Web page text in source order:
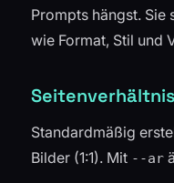
Prompts hängst. Sie
wie Format, Stil und
Standardmäßig
Bilder (1:1). Mit --ar